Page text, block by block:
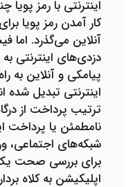
اینترنتی با رمز پویا
کار آمدن رمز پویا
آنلاین می‌گذرد. اما
دزدی‌های اینترنتی
پیامکی و آنلاین به
اینترنتی تبدیل شده‌
ترتیب پرداخت از
نامطمئن یا پرداخت
شبکه‌های اجتماعی،
برای بررسی صحت
اپلیکیشن به کلاه